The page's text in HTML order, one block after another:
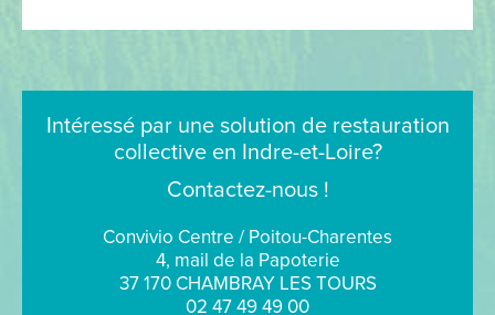
Intéressé par une solution de restauration
collective en Indre-et-Loire?
Contactez-nous !
Convivio Centre / Poitou-Charentes
4, mail de la Papoterie
37 170 CHAMBRAY LES TOURS
02 47 49 49 00